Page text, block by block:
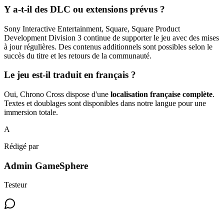
Y a-t-il des DLC ou extensions prévus ?
Sony Interactive Entertainment, Square, Square Product
Development Division 3 continue de supporter le jeu avec des mises
à jour régulières. Des contenus additionnels sont possibles selon le
succès du titre et les retours de la communauté.
Le jeu est-il traduit en français ?
Oui, Chrono Cross dispose d'une localisation française complète.
Textes et doublages sont disponibles dans notre langue pour une
immersion totale.
A
Rédigé par
Admin GameSphere
Testeur